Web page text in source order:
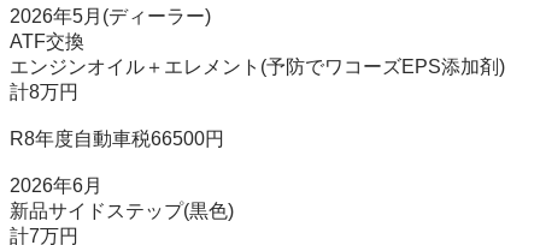
2026年5月(ディーラー)
ATF交換
エンジンオイル＋エレメント(予防でワコーズEPS添加剤)
計8万円
R8年度自動車税66500円
2026年6月
新品サイドステップ(黒色)
計7万円